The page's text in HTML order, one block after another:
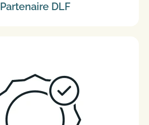
Partenaire DLF